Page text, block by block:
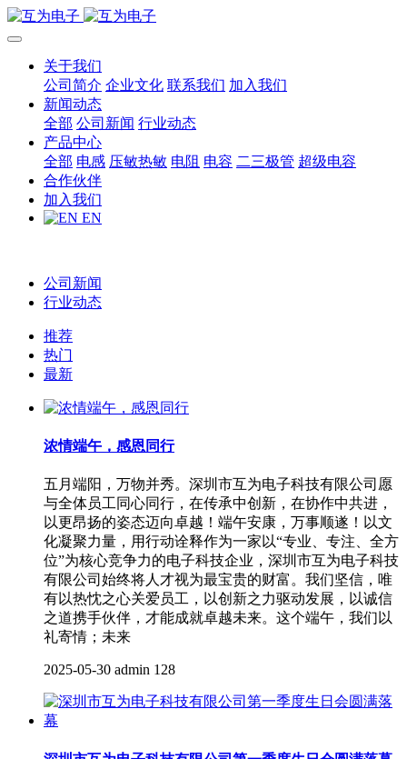
关于我们
公司简介 企业文化 联系我们 加入我们
新闻动态
全部 公司新闻 行业动态
产品中心
全部 电感 压敏热敏 电阻 电容 二三极管 超级电容
合作伙伴
加入我们
EN
公司新闻
行业动态
推荐
热门
最新
浓情端午，感恩同行
五月端阳，万物并秀。深圳市互为电子科技有限公司愿
与全体员工同心同行，在传承中创新，在协作中共进，
以更昂扬的姿态迈向卓越！端午安康，万事顺遂！以文
化凝聚力量，用行动诠释作为一家以“专业、专注、全方
位”为核心竞争力的电子科技企业，深圳市互为电子科技
有限公司始终将人才视为最宝贵的财富。我们坚信，唯
有以热忱之心关爱员工，以创新之力驱动发展，以诚信
之道携手伙伴，才能成就卓越未来。这个端午，我们以
礼寄情；未来
2025-05-30 admin 128